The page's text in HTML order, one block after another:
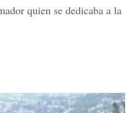
quien se dedicaba a la